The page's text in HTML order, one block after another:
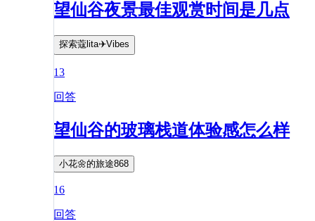
望仙谷夜景最佳观赏时间是几点
探索蔻lita✈️Vibes
13
回答
望仙谷的玻璃栈道体验感怎么样
小花🌼的旅途868
16
回答